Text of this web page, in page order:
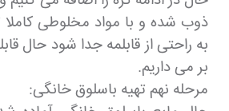
ذوب شده و با مواد مخلوطی
به راحتی از قابلمه جدا شود حال
بر می داریم.
مرحله نهم تهیه باسلوق خانگی: